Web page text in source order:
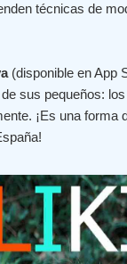
técnicas de
(disponible en App
sus pequeños:
¡Es una forma